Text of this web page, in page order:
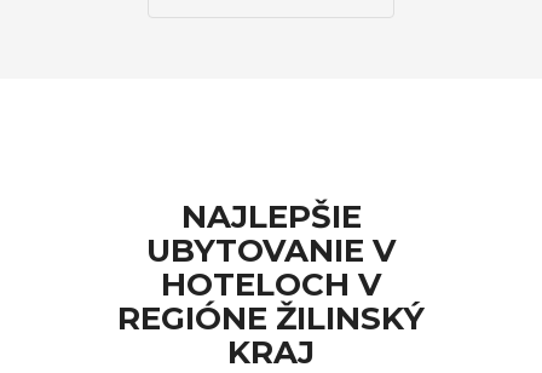
NAJLEPŠIE
UBYTOVANIE V
HOTELOCH V
REGIÓNE ŽILINSKÝ
KRAJ